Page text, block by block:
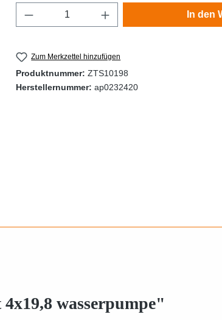
Produkt Anzahl: Gib den In den
Zum Merkzettel hinzufügen
Produktnummer: ZTS10198
Herstellernummer: ap0232420
wasserpumpe"